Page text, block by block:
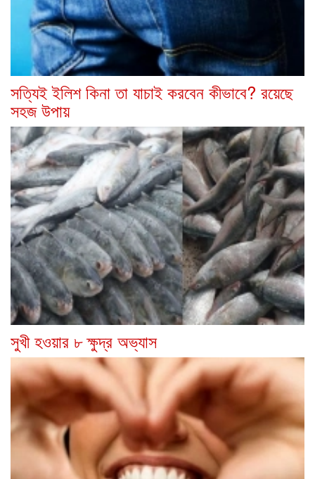
সত্যিই ইলিশ কিনা তা যাচাই করবেন কীভাবে? রয়েছে
সহজ উপায়
সুখী হওয়ার ৮ ক্ষুদ্র অভ্যাস